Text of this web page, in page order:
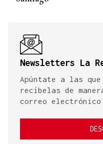
Newsletters La
Apúntate a las
recíbelas de
correo electrónico